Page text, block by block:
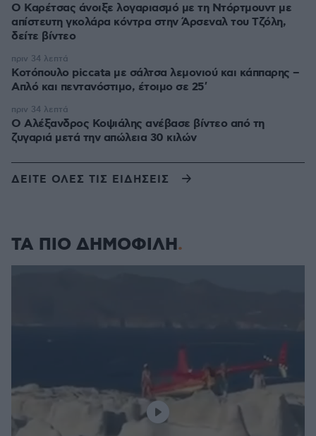
Ο Καρέτσας άνοιξε λογαριασμό με τη Ντόρτμουντ με
απίστευτη γκολάρα κόντρα στην Άρσεναλ του Τζόλη,
δείτε βίντεο
Κοτόπουλο piccata με σάλτσα λεμονιού και κάππαρης –
Απλό και πεντανόστιμο, έτοιμο σε 25′
πριν 34 λεπτά
Ο Αλέξανδρος Κοψιάλης ανέβασε βίντεο από τη
ζυγαριά μετά την απώλεια 30 κιλών
πριν 34 λεπτά
ΔΕΙΤΕ ΟΛΕΣ ΤΙΣ ΕΙΔΗΣΕΙΣ
ΤΑ ΠΙΟ ΔΗΜΟΦΙΛΗ